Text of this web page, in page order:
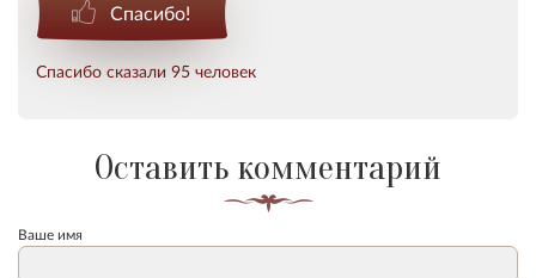
Спасибо!
Спасибо сказали 95 человек
Оставить комментарий
Ваше имя